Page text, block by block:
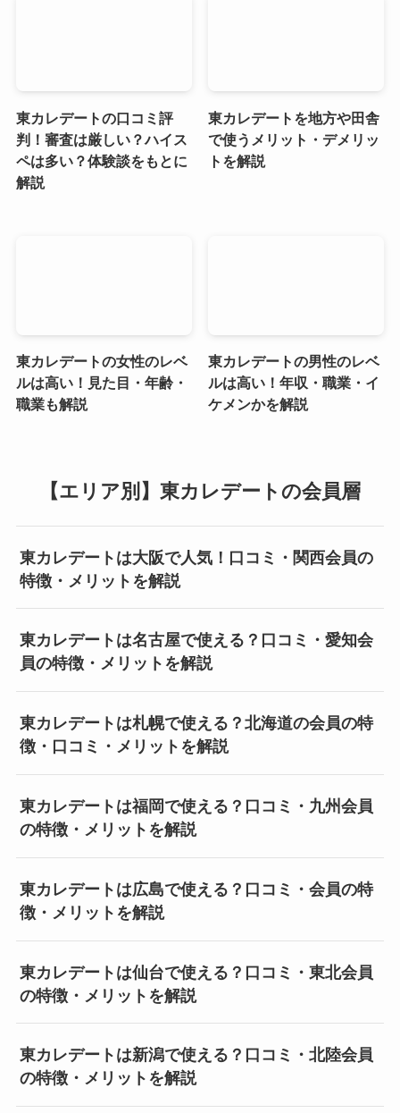
東カレデートの口コミ評
判！審査は厳しい？ハイス
ペは多い？体験談をもとに
解説
東カレデートを地方や田舎
で使うメリット・デメリッ
トを解説
東カレデートの女性のレベ
ルは高い！見た目・年齢・
職業も解説
東カレデートの男性のレベ
ルは高い！年収・職業・イ
ケメンかを解説
【エリア別】東カレデートの会員層
東カレデートは大阪で人気！口コミ・関西会員の
特徴・メリットを解説
東カレデートは名古屋で使える？口コミ・愛知会
員の特徴・メリットを解説
東カレデートは札幌で使える？北海道の会員の特
徴・口コミ・メリットを解説
東カレデートは福岡で使える？口コミ・九州会員
の特徴・メリットを解説
東カレデートは広島で使える？口コミ・会員の特
徴・メリットを解説
東カレデートは仙台で使える？口コミ・東北会員
の特徴・メリットを解説
東カレデートは新潟で使える？口コミ・北陸会員
の特徴・メリットを解説